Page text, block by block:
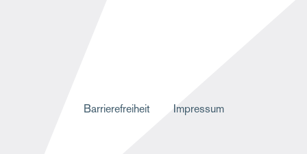
Barrierefreiheit Impressum